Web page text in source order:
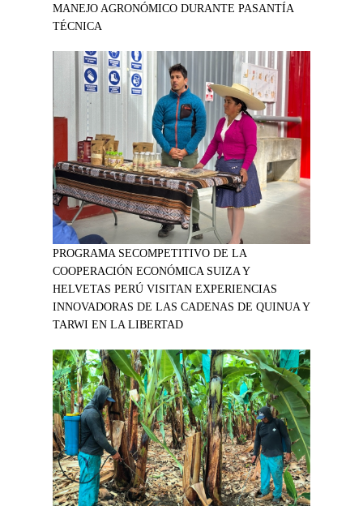
MANEJO AGRONÓMICO DURANTE PASANTÍA
TÉCNICA
PROGRAMA SECOMPETITIVO DE LA
COOPERACIÓN ECONÓMICA SUIZA Y
HELVETAS PERÚ VISITAN EXPERIENCIAS
INNOVADORAS DE LAS CADENAS DE QUINUA Y
TARWI EN LA LIBERTAD